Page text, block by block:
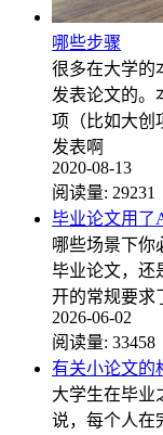
哪些步骤
很多在大学的
发表论文的。
项（比如大创
发表啊
2020-08-13
阅读量: 29231
毕业论文用了
哪些场景下你
毕业论文，还
开的常规要求
2026-06-02
阅读量: 33458
有关小论文的
大学生在毕业
说，每个人在